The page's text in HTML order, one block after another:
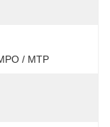
/ MTP